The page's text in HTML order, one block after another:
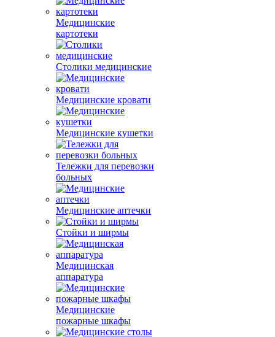
Медицинские
картотеки
Столики медицинские
Медицинские кровати
Медицинские кушетки
Тележки для перевозки
больных
Медицинские аптечки
Стойки и ширмы
Медицинская
аппаратура
Медицинские
пожарные шкафы